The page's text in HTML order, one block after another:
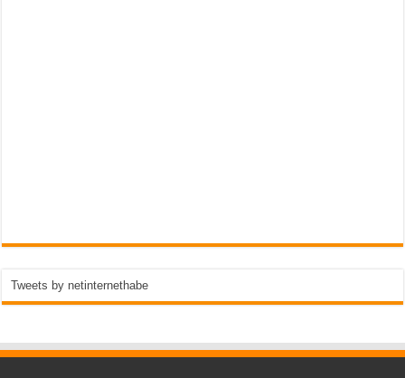
Tweets by netinternethabe